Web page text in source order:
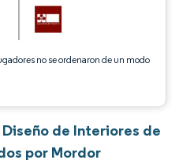
no se ordenaron de un modo
de Interiores de
por Mordor